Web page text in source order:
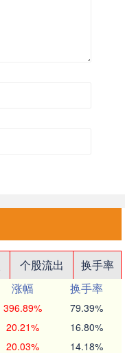
个股流出
换手率
涨幅
换手率
396.89% 79.39%
20.21% 16.80%
20.03% 14.18%